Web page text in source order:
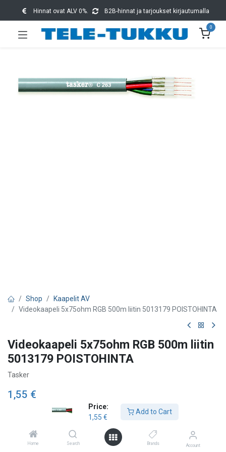
Price:
1,55 €
Add to Cart
Home Search Brands Account
Hinnat ovat ALV 0%. B2B-hinnat ja tarjoukset kirjautumalla
0
Shop
Kaapelit AV
Videokaapeli 5x75ohm RGB 500m liitin 5013179 POISTOHINTA
Videokaapeli 5x75ohm RGB 500m liitin
5013179 POISTOHINTA
Tasker
1,55 €
Add to Cart